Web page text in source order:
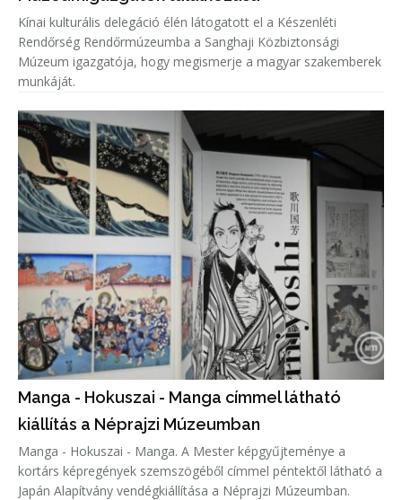
Kínai kulturális delegáció élén látogatott el a Készenléti
Rendőrség Rendőrmúzeumba a Sanghaji Közbiztonsági
Múzeum igazgatója, hogy megismerje a magyar szakemberek
munkáját.
Manga - Hokuszai - Manga címmel látható
kiállítás a Néprajzi Múzeumban
Manga - Hokuszai - Manga. A Mester képgyűjteménye a
kortárs képregények szemszögéből címmel péntektől látható a
Japán Alapítvány vendégkiállítása a Néprajzi Múzeumban.